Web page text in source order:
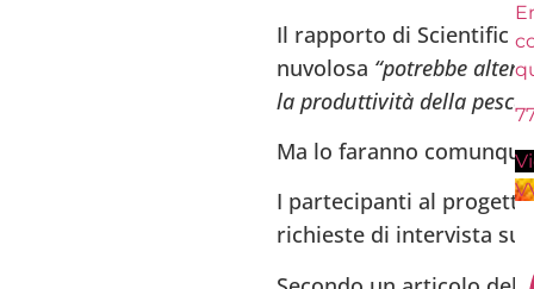
Il rapporto di Scientific
nuvolosa “potrebbe
la produttività della pesca
Ma lo faranno
I partecipanti al
richieste di intervista